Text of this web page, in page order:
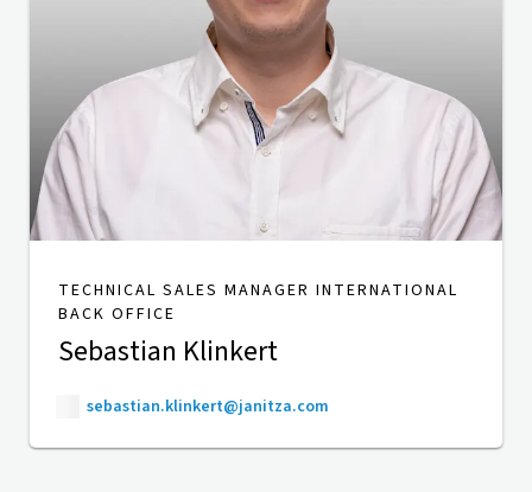
TECHNICAL SALES MANAGER INTERNATIONAL
BACK OFFICE
Sebastian Klinkert
sebastian.klinkert@janitza.com